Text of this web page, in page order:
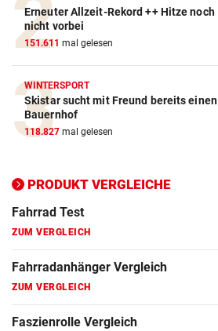
Erneuter Allzeit-Rekord ++ Hitze noch
nicht vorbei
151.611 mal gelesen
WINTERSPORT
Skistar sucht mit Freund bereits einen
Bauernhof
118.827 mal gelesen
PRODUKT VERGLEICHE
ZUM VERGLEICH
E-Bike Vergleich
ZUM VERGLEICH
Elektro-Scooter Vergleich
ZUM VERGLEICH
ZUM VERGLEICH
Fahrrad Test
ZUM VERGLEICH
Fahrradanhänger Vergleich
ZUM VERGLEICH
Faszienrolle Vergleich